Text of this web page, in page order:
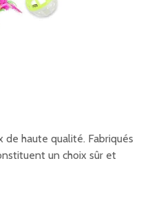
de haute qualité. Fabriqués
un choix sûr et